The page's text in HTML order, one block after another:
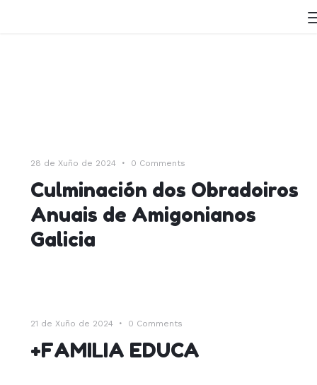
28 de Xuño de 2024 0 Comments
Culminación dos Obradoiros
Anuais de Amigonianos
Galicia
21 de Xuño de 2024 0 Comments
+FAMILIA EDUCA